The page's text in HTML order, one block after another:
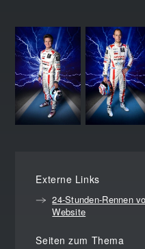
Externe Links
24-Stunden-Rennen
Website
Seiten zum Thema